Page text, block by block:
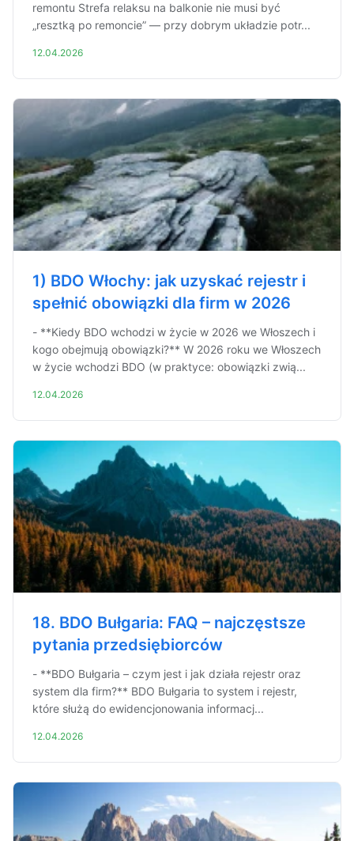
remontu Strefa relaksu na balkonie nie musi być
„resztką po remoncie” — przy dobrym układzie potr...
12.04.2026
1) BDO Włochy: jak uzyskać rejestr i
spełnić obowiązki dla firm w 2026
- **Kiedy BDO wchodzi w życie w 2026 we Włoszech i
kogo obejmują obowiązki?** W 2026 roku we Włoszech
w życie wchodzi BDO (w praktyce: obowiązki zwią...
12.04.2026
18. BDO Bułgaria: FAQ – najczęstsze
pytania przedsiębiorców
- **BDO Bułgaria – czym jest i jak działa rejestr oraz
system dla firm?** BDO Bułgaria to system i rejestr,
które służą do ewidencjonowania informacj...
12.04.2026